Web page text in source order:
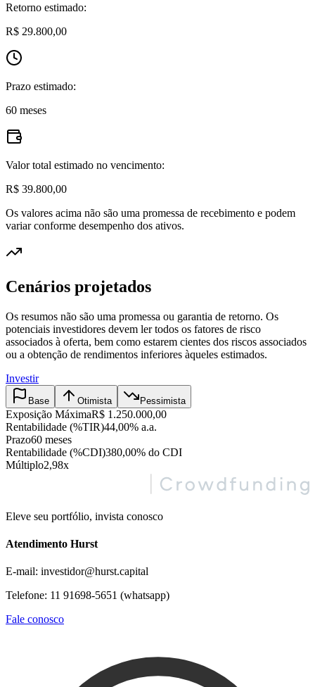
Retorno estimado:
R$ 29.800,00
Prazo estimado:
60 meses
Valor total estimado no vencimento:
R$ 39.800,00
Os valores acima não são uma promessa de recebimento e podem
variar conforme desempenho dos ativos.
Cenários projetados
Os resumos não são uma promessa ou garantia de retorno. Os
potenciais investidores devem ler todos os fatores de risco
associados à oferta, bem como estarem cientes dos riscos associados
ou a obtenção de rendimentos inferiores àqueles estimados.
Investir
Base Otimista Pessimista
Exposição MáximaR$ 1.250.000,00
Rentabilidade (%TIR)44,00% a.a.
Prazo60 meses
Rentabilidade (%CDI)380,00% do CDI
Múltiplo2,98x
Eleve seu portfólio, invista conosco
Atendimento Hurst
E-mail: investidor@hurst.capital
Telefone: 11 91698-5651 (whatsapp)
Fale conosco